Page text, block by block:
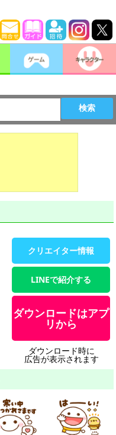
検索
クリエイター情報
LINEで紹介する
ダウンロードはアプ
リから
ダウンロード時に
広告が表示されます